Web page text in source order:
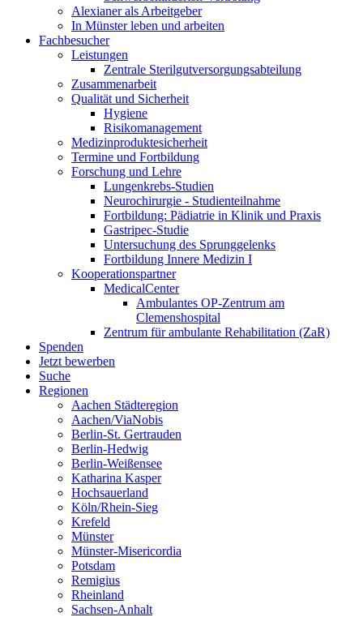
Alexianer als Arbeitgeber
In Münster leben und arbeiten
Fachbesucher
Leistungen
Zentrale Sterilgutversorgungsabteilung
Zusammenarbeit
Qualität und Sicherheit
Hygiene
Risikomanagement
Medizinproduktesicherheit
Termine und Fortbildung
Forschung und Lehre
Lungenkrebs-Studien
Neurochirurgie - Studienteilnahme
Fortbildung: Pädiatrie in Klinik und Praxis
Gastripec-Studie
Untersuchung des Sprunggelenks
Fortbildung Innere Medizin I
Kooperationspartner
MedicalCenter
Ambulantes OP-Zentrum am
Clemenshospital
Zentrum für ambulante Rehabilitation (ZaR)
Spenden
Jetzt bewerben
Suche
Regionen
Aachen Städteregion
Aachen/ViaNobis
Berlin-St. Gertrauden
Berlin-Hedwig
Berlin-Weißensee
Katharina Kasper
Hochsauerland
Köln/Rhein-Sieg
Krefeld
Münster
Münster-Misericordia
Potsdam
Remigius
Rheinland
Sachsen-Anhalt